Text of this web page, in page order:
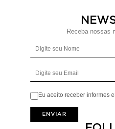
Receba nossas
Eu aceito receber informes
ENVIAR